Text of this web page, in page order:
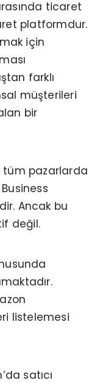
ticaret
platformdur.
için
farklı
müşterileri
bir
tüm pazarlarda
Ancak bu
değil.
listelemesi
satıcı